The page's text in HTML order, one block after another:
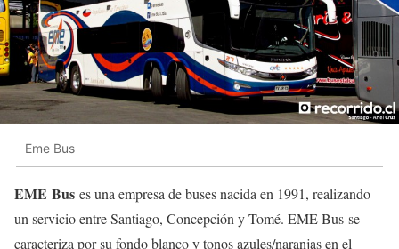
Eme Bus
EME Bus es una empresa de buses nacida en 1991, realizando
un servicio entre Santiago, Concepción y Tomé. EME Bus se
caracteriza por su fondo blanco y tonos azules/naranjas en el